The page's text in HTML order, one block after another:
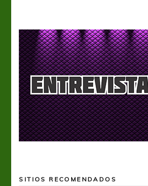
SITIOS RECOMENDADOS